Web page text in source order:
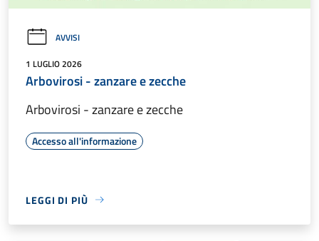
AVVISI
1 LUGLIO 2026
Arbovirosi - zanzare e zecche
Arbovirosi - zanzare e zecche
Accesso all'informazione
LEGGI DI PIÙ